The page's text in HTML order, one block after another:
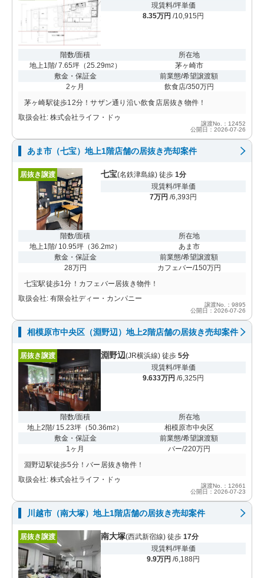
現賃料/坪単価
8.35万円 /10,915円
階数/面積
地上1階/ 7.65坪（25.29m2 ）
所在地
茅ヶ崎市
敷金・保証金
2ヶ月
前業態/希望譲渡額
飲食店/350万円
茅ヶ崎駅徒歩12分！サザン通り沿い飲食店居抜き物件！
取扱会社: 株式会社ライフ・ドゥ
譲渡No.：12452
公開日：2026-07-26
あま市（七宝）地上1階店舗の居抜き売却案件
居抜き譲渡 七宝(名鉄津島線) 徒歩 1分
現賃料/坪単価
7万円 /6,393円
階数/面積
地上1階/ 10.95坪（36.2m2 ）
所在地
あま市
敷金・保証金
28万円
前業態/希望譲渡額
カフェバー/150万円
七宝駅徒歩1分！カフェバー居抜き物件！
取扱会社: 有限会社ディー・カンパニー
譲渡No.：9895
公開日：2026-07-26
相模原市中央区（淵野辺）地上2階店舗の居抜き売却案件
居抜き譲渡 淵野辺(JR横浜線) 徒歩 5分
現賃料/坪単価
9.633万円 /6,325円
階数/面積
地上2階/ 15.23坪 （50.36m2 ）
所在地
相模原市中央区
敷金・保証金
1ヶ月
前業態/希望譲渡額
バー/220万円
淵野辺駅徒歩5分！バー居抜き物件！
取扱会社: 株式会社ライフ・ドゥ
譲渡No.：12661
公開日：2026-07-23
川越市（南大塚）地上1階店舗の居抜き売却案件
居抜き譲渡 南大塚(西武新宿線) 徒歩 17分
現賃料/坪単価
9.9万円 /6,188円